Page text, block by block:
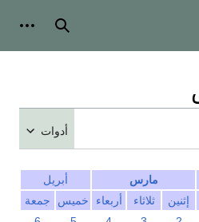
بحث
أدوات
مارس
أبريل
إثنين ثلاثاء أربعاء خميس
جمعة